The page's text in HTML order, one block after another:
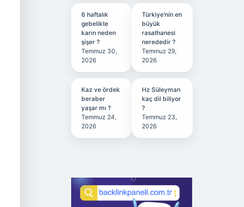
6 haftalık
gebelikte
karın neden
şişer ?
Temmuz 30,
2026
Türkiye’nin en
büyük
rasathanesi
nerededir ?
Temmuz 29,
2026
Kaz ve ördek
beraber
yaşar mı ?
Temmuz 24,
2026
Hz Süleyman
kaç dil biliyor
?
Temmuz 23,
2026